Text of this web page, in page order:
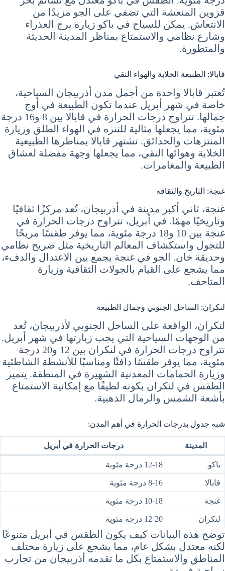
قزوين المنعشة التي تضفي على الجو مزيدًا من
الانتعاش. يمكن للسياح في باكو زيارة برج العذراء
وشارع نظامي والاستمتاع بمناظر المدينة الحديثة
والمتطورة.
قابالا: الطبيعة الخلابة والهواء النقي
تُعتبر قابالا واحدة من أجمل مدن أذربيجان السياحية،
خاصة في شهر أبريل عندما تكون الطبيعة في أوج
جمالها. تتراوح درجات الحرارة في قابالا بين 8 و16 درجة
مئوية، مما يجعلها مثالية للتنزه في الهواء الطلق وزيارة
المنتزهات والحدائق. تشتهر قابالا بمناظرها الطبيعية
الخلابة وهوائها النقي، مما يجعلها وجهة مفضلة لعشاق
الطبيعة والمغامرات.
غنجة: التاريخ والثقافة
غنجة، ثاني أكبر مدينة في أذربيجان، تُعد مركزًا ثقافيًا
وتاريخيًا مهمًا. في أبريل، تتراوح درجات الحرارة في
غنجة بين 10 و18 درجة مئوية، مما يوفر طقسًا مريحًا
للتجول واستكشاف المعالم التاريخية مثل ضريح نظامي
وحديقة خان. الجو في غنجة يجمع بين الاعتدال والدفء،
مما يشجع على القيام بالجولات الثقافية وزيارة
المتاحف.
لنكران: الساحل الجنوبي وجمال الطبيعة
لنكران، الواقعة على الساحل الجنوبي لأذربيجان، تُعد
من الوجهات السياحية التي يجب زيارتها في شهر أبريل.
تتراوح درجات الحرارة في لنكران بين 12 و20 درجة
مئوية، مما يوفر طقسًا دافئًا ومناسبًا للأنشطة الشاطئية
وزيارة الحمامات المعدنية الشهيرة في المنطقة. يتميز
الطقس في لنكران بكونه لطيفًا مع إمكانية الاستمتاع
بأشعة الشمس والرمال الذهبية.
شبه جدول بدرجات الحرارة في أهم المدن:
المدينة درجات الحرارة في أبريل
باكو 12-18 درجة مئوية
قابالا 8-16 درجة مئوية
غنجة 10-18 درجة مئوية
لنكران 12-20 درجة مئوية
توضح هذه البيانات كيف يكون الطقس في أبريل متنوعًا
لكنه معتدل بشكل عام، مما يشجع على زيارة مختلف
المناطق والاستمتاع بكل ما تقدمه أذربيجان من تجارب